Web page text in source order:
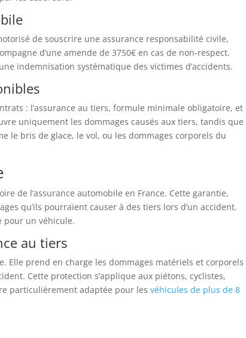
de souscrire une assurance responsabilité civile,
d’une amende de 3750€ en cas de non-respect.
indemnisation systématique des victimes d’accidents.
: l’assurance au tiers, formule minimale obligatoire, et
uniquement les dommages causés aux tiers, tandis que
le bris de glace, le vol, ou les dommages corporels du
de l’assurance automobile en France. Cette garantie,
qu’ils pourraient causer à des tiers lors d’un accident.
pour un véhicule.
au tiers
Elle prend en charge les dommages matériels et corporels
Cette protection s’applique aux piétons, cyclistes,
particulièrement adaptée pour lesvéhicules de plus de 8